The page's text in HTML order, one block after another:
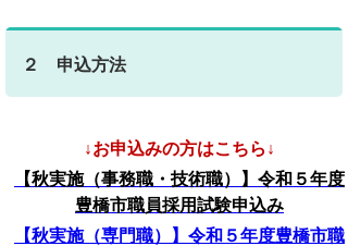
２ 申込方法
↓お申込みの方はこちら↓
【秋実施（事務職・技術職）】令和５年度
豊橋市職員採用試験申込み
【秋実施（専門職）】令和５年度豊橋市職